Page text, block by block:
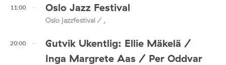
11:00 Oslo Jazz Festival
Oslo jazzfestival / ,
20:00
Gutvik Ukentlig: Ellie Mäkelä /
Inga Margrete Aas / Per Oddvar